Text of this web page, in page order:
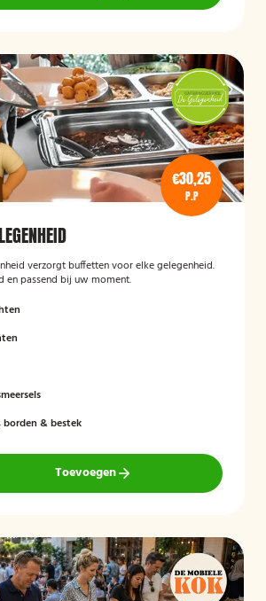
€30,25
P.P
verzorgt buffetten voor elke gelegenheid.
en passend bij uw moment.
borden & bestek
Toevoegen